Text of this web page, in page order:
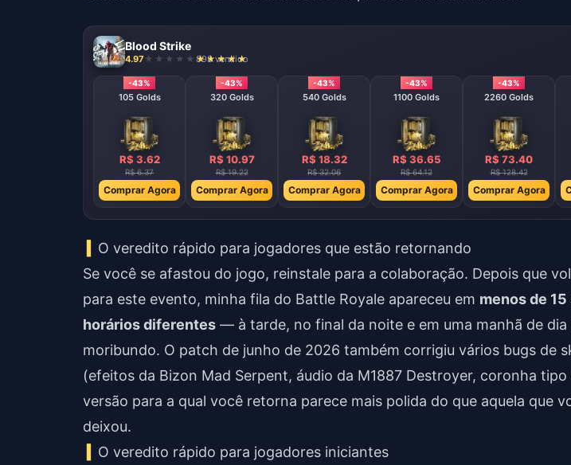
Blood Strike
4.97 898 vendido
-43%
105 Golds
R$ 3.62
R$ 6.37
Comprar Agora
-43%
320 Golds
R$ 10.97
R$ 19.22
Comprar Agora
-43%
540 Golds
R$ 18.32
R$ 32.06
Comprar Agora
-43%
1100 Golds
R$ 36.65
R$ 64.12
Comprar Agora
-43%
2260 Golds
R$ 73.40
R$ 128.42
Comprar Agora
O veredito rápido para jogadores que estão retornando
Se você se afastou do jogo, reinstale para a colaboração. Depois que
para este evento, minha fila do Battle Royale apareceu em menos de
horários diferentes — à tarde, no final da noite e em uma manhã de dia
moribundo. O patch de junho de 2026 também corrigiu vários bugs de
(efeitos da Bizon Mad Serpent, áudio da M1887 Destroyer, coronha tipo
versão para a qual você retorna parece mais polida do que aquela que
deixou.
O veredito rápido para jogadores iniciantes